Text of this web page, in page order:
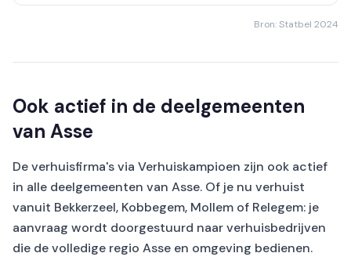
Bron: Statbel 2024
Ook actief in de deelgemeenten
van Asse
De verhuisfirma's via Verhuiskampioen zijn ook actief
in alle deelgemeenten van Asse. Of je nu verhuist
vanuit Bekkerzeel, Kobbegem, Mollem of Relegem: je
aanvraag wordt doorgestuurd naar verhuisbedrijven
die de volledige regio Asse en omgeving bedienen.